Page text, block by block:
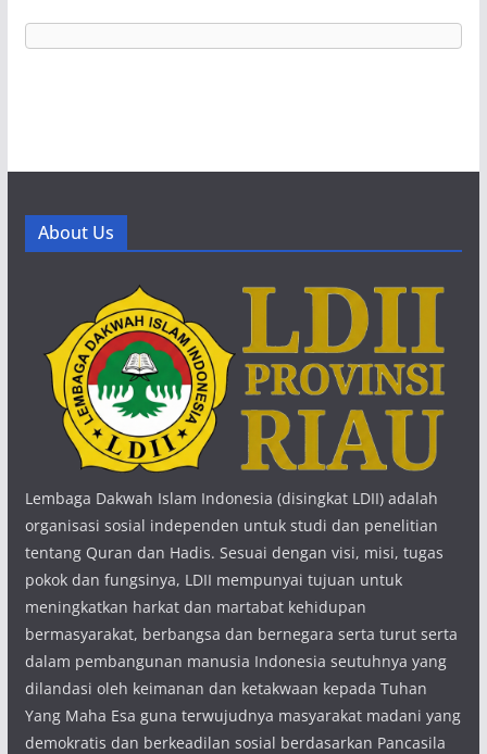
About Us
Lembaga Dakwah Islam Indonesia (disingkat LDII) adalah
organisasi sosial independen untuk studi dan penelitian
tentang Quran dan Hadis. Sesuai dengan visi, misi, tugas
pokok dan fungsinya, LDII mempunyai tujuan untuk
meningkatkan harkat dan martabat kehidupan
bermasyarakat, berbangsa dan bernegara serta turut serta
dalam pembangunan manusia Indonesia seutuhnya yang
dilandasi oleh keimanan dan ketakwaan kepada Tuhan
Yang Maha Esa guna terwujudnya masyarakat madani yang
demokratis dan berkeadilan sosial berdasarkan Pancasila